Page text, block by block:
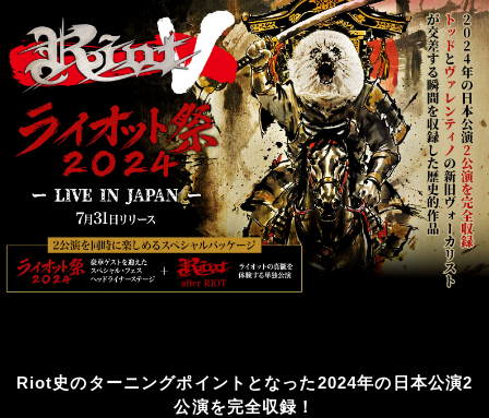
Riot史のターニングポイントとなった2024年の日本公演2
公演を完全収録！